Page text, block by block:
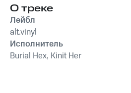
О треке
Лейбл
alt.vinyl
Исполнитель
Burial Hex, Kinit Her